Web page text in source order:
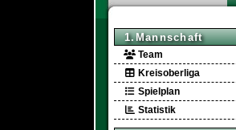
1.Mannschaft
Team
Kreisoberliga
Spielplan
Statistik